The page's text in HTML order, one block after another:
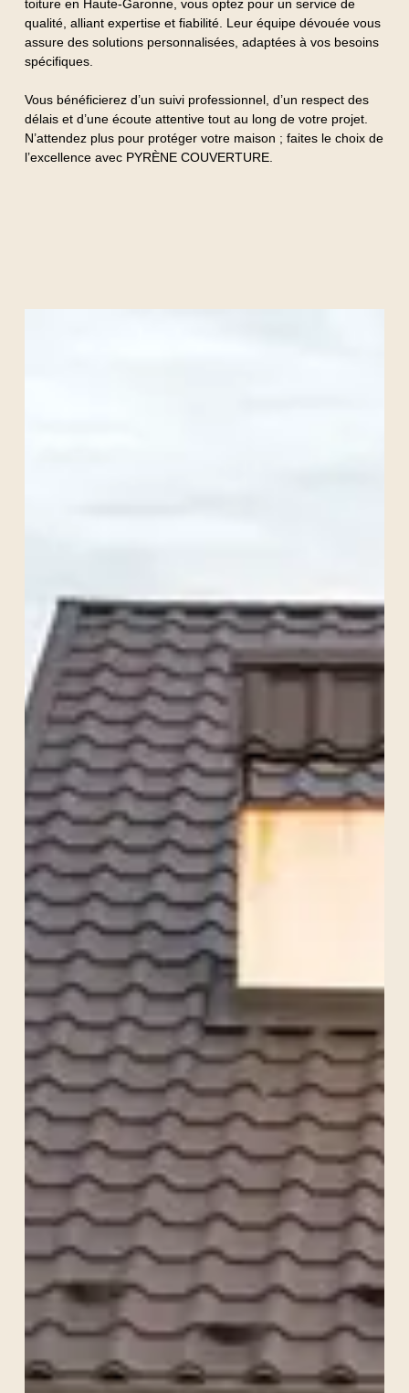
toiture en Haute-Garonne, vous optez pour un service de
qualité, alliant expertise et fiabilité. Leur équipe dévouée vous
assure des solutions personnalisées, adaptées à vos besoins
spécifiques.
Vous bénéficierez d’un suivi professionnel, d’un respect des
délais et d’une écoute attentive tout au long de votre projet.
N’attendez plus pour protéger votre maison ; faites le choix de
l’excellence avec PYRÈNE COUVERTURE.